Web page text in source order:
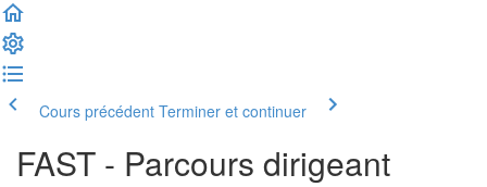
Cours précédent Terminer et continuer
FAST - Parcours dirigeant